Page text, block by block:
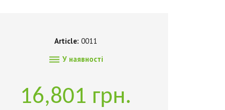
Article: 0011
 У наявності
16,801 грн.